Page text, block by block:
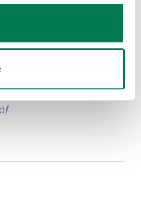
ist, kann es sein,
wir dir, deine Tracking-
überprüfen: